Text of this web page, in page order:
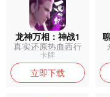
龙神万相：神战1
真实还原热血西行
之旅
卡牌
立即下载